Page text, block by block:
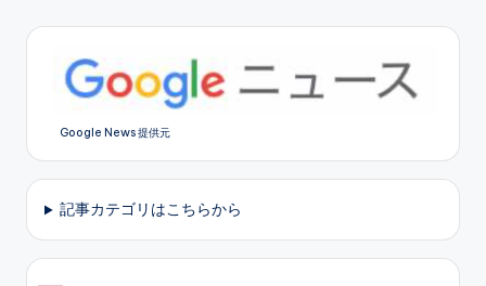
稿
ー
ジ
送
Google News 提供元
記事カテゴリはこちらから